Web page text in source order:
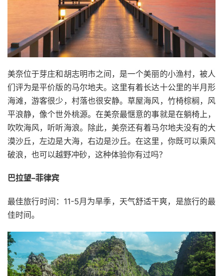
美奈位于芽庄和胡志明市之间，是一个美丽的小渔村，被人
们评为是平价版的马尔地夫。这里有着长达十公里的半月形
海滩，游客很少，村落也很安静。草屋海风，竹椅棕榈，风
平浪静，像个世外桃源。在美奈最惬意的事就是在躺椅上，
吹吹海风，听听海浪。除此，美奈还有着马尔地夫没有的大
漠沙丘，左边是大海，右边是沙丘。在这里，你既可以乘风
破浪，也可以越野冲砂，这种体验你有过吗？
巴拉望–菲律宾
最佳旅行时间：11-5月为旱季，天气舒适干爽，是旅行的最
佳时间。